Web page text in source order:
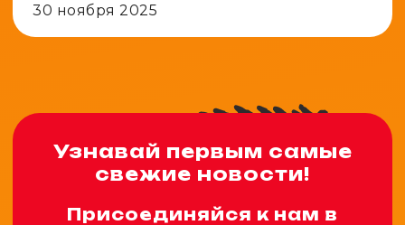
Узнавай первым самые
свежие новости!
Присоединяйся к нам в
30 ноября 2025